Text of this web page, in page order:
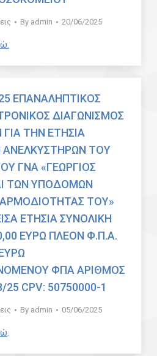
By admin 20/06/2025
ΕΠΑΝΑΛΗΠΤΙΚΟΣ
ΔΙΑΓΩΝΙΣΜΟΣ
ΤΗΝ ΕΤΗΣΙΑ
ΤΟΥ
ΓΝΑ «ΓΕΩΡΓΙΟΣ
ΤΩΝ ΥΠΟΔΟΜΩΝ
ΑΡΜΟΔΙΟΤΗΤΑΣ ΤΟΥ»
ΕΤΗΣΙΑ ΣΥΝΟΛΙΚΗ
ΕΥΡΩ ΠΛΕΟΝ Φ.Π.Α.
ΦΠΑ ΑΡΙΘΜΟΣ
CPV: 50750000-1
By admin 05/06/2025